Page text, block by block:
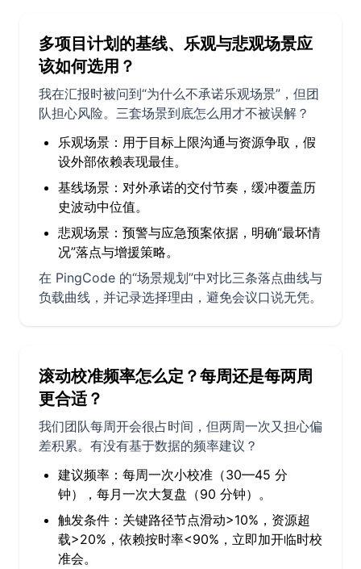
多项目计划的基线、乐观与悲观场景应
该如何选用？
我在汇报时被问到“为什么不承诺乐观场景”，但团
队担心风险。三套场景到底怎么用才不被误解？
乐观场景：用于目标上限沟通与资源争取，假
设外部依赖表现最佳。
基线场景：对外承诺的交付节奏，缓冲覆盖历
史波动中位值。
悲观场景：预警与应急预案依据，明确“最坏情
况”落点与增援策略。
在 PingCode 的“场景规划”中对比三条落点曲线与
负载曲线，并记录选择理由，避免会议口说无凭。
滚动校准频率怎么定？每周还是每两周
更合适？
我们团队每周开会很占时间，但两周一次又担心偏
差积累。有没有基于数据的频率建议？
建议频率：每周一次小校准（30—45 分
钟），每月一次大复盘（90 分钟）。
触发条件：关键路径节点滑动>10%，资源超
载>20%，依赖按时率<90%，立即加开临时校
准会。